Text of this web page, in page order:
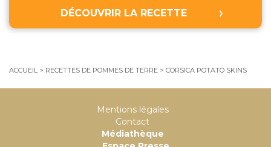
DÉCOUVRIR LA RECETTE
ACCUEIL> RECETTES DE POMMES DE TERRE > CORSICA POTATO SKINS
Mentions légales
Contact
Médiathèque